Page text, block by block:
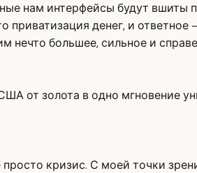
нам интерфейсы будут вшиты
приватизация денег, и
нечто большее, сильное и
от золота в одно мгновение
кризис. С моей точки